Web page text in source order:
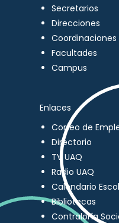
Secretarios
Direcciones
Coordinaciones
Facultades
Campus
Enlaces
Correo de
Directorio
TV UAQ
Radio UAQ
Calendario
Bibliotecas
Contraloría